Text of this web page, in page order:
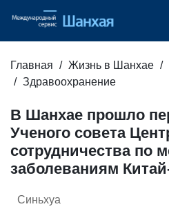
Главная Жизнь в Шанхае
Здравоохранение
В Шанхае прошло
Ученого совета
сотрудничества по
заболеваниям
Синьхуа